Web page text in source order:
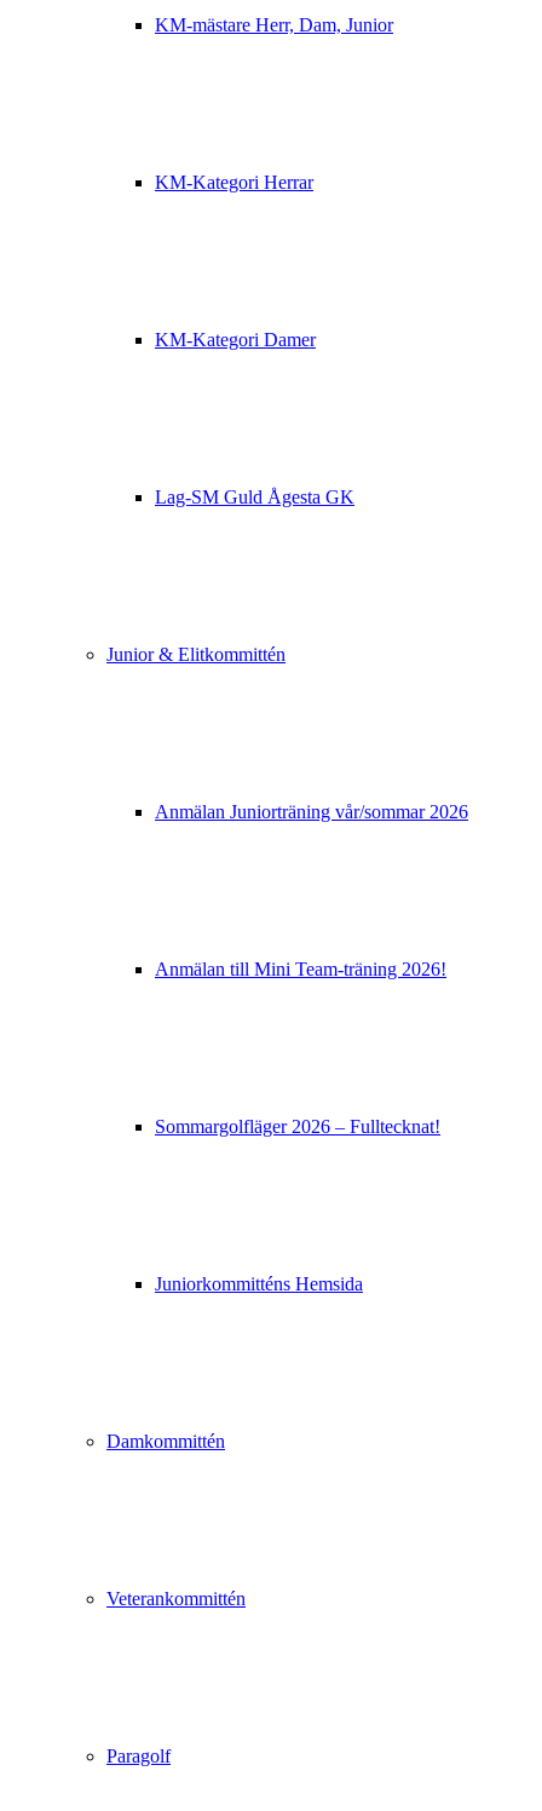
KM-mästare Herr, Dam, Junior
KM-Kategori Herrar
KM-Kategori Damer
Lag-SM Guld Ågesta GK
Junior & Elitkommittén
Anmälan Juniorträning vår/sommar 2026
Anmälan till Mini Team-träning 2026!
Sommargolfläger 2026 – Fulltecknat!
Juniorkommitténs Hemsida
Damkommittén
Veterankommittén
Paragolf